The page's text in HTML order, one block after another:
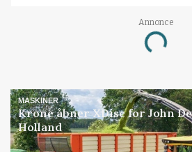
Annonce
Loading...
MASKINER
Krone åbner XDisc for John
Holland